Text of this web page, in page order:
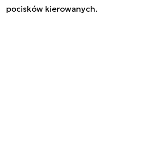
pocisków kierowanych.